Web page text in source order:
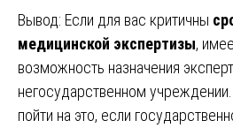
Вывод: Если для вас критичны
медицинской экспертизы,
возможность назначения
негосударственном
пойти на это, если